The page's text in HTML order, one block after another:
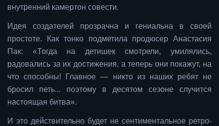
внутренний камертон совести.
Идея создателей прозрачна и гениальна в своей
простоте. Как тонко подметила продюсер Анастасия
Пак: «Тогда на детишек смотрели, умилялись,
радовались за их достижения, а теперь они покажут, на
что способны! Главное — никто из наших ребят не
бросил петь... поэтому в десятом сезоне случится
настоящая битва».
И это действительно будет не сентиментальное ретро-